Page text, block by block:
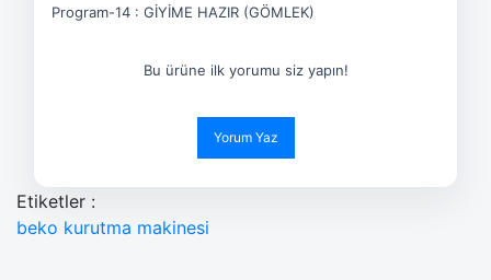
Program-14 : GİYİME HAZIR (GÖMLEK)
Bu ürüne ilk yorumu siz yapın!
Yorum Yaz
Etiketler :
beko kurutma makinesi